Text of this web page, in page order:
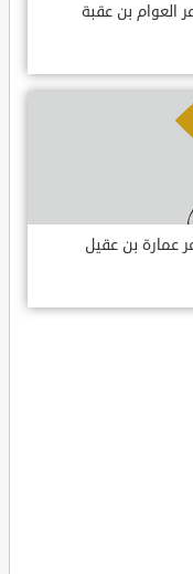
بن عقبة
عمارة بن عقيل